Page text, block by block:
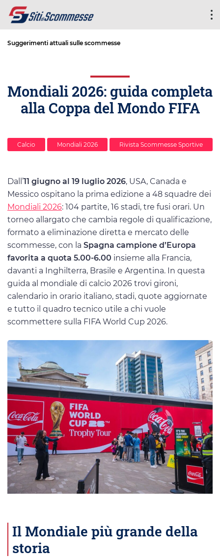
Suggerimenti attuali sulle scommesse
Mondiali 2026: guida completa
alla Coppa del Mondo FIFA
Calcio Mondiali 2026 Rivista Scommesse Sportive
Dall’11 giugno al 19 luglio 2026, USA, Canada e
Messico ospitano la prima edizione a 48 squadre dei
Mondiali 2026: 104 partite, 16 stadi, tre fusi orari. Un
torneo allargato che cambia regole di qualificazione,
formato a eliminazione diretta e mercato delle
scommesse, con la Spagna campione d’Europa
favorita a quota 5.00-6.00 insieme alla Francia,
davanti a Inghilterra, Brasile e Argentina. In questa
guida al mondiale di calcio 2026 trovi gironi,
calendario in orario italiano, stadi, quote aggiornate
e tutto il quadro tecnico utile a chi vuole
scommettere sulla FIFA World Cup 2026.
Il Mondiale più grande della
storia